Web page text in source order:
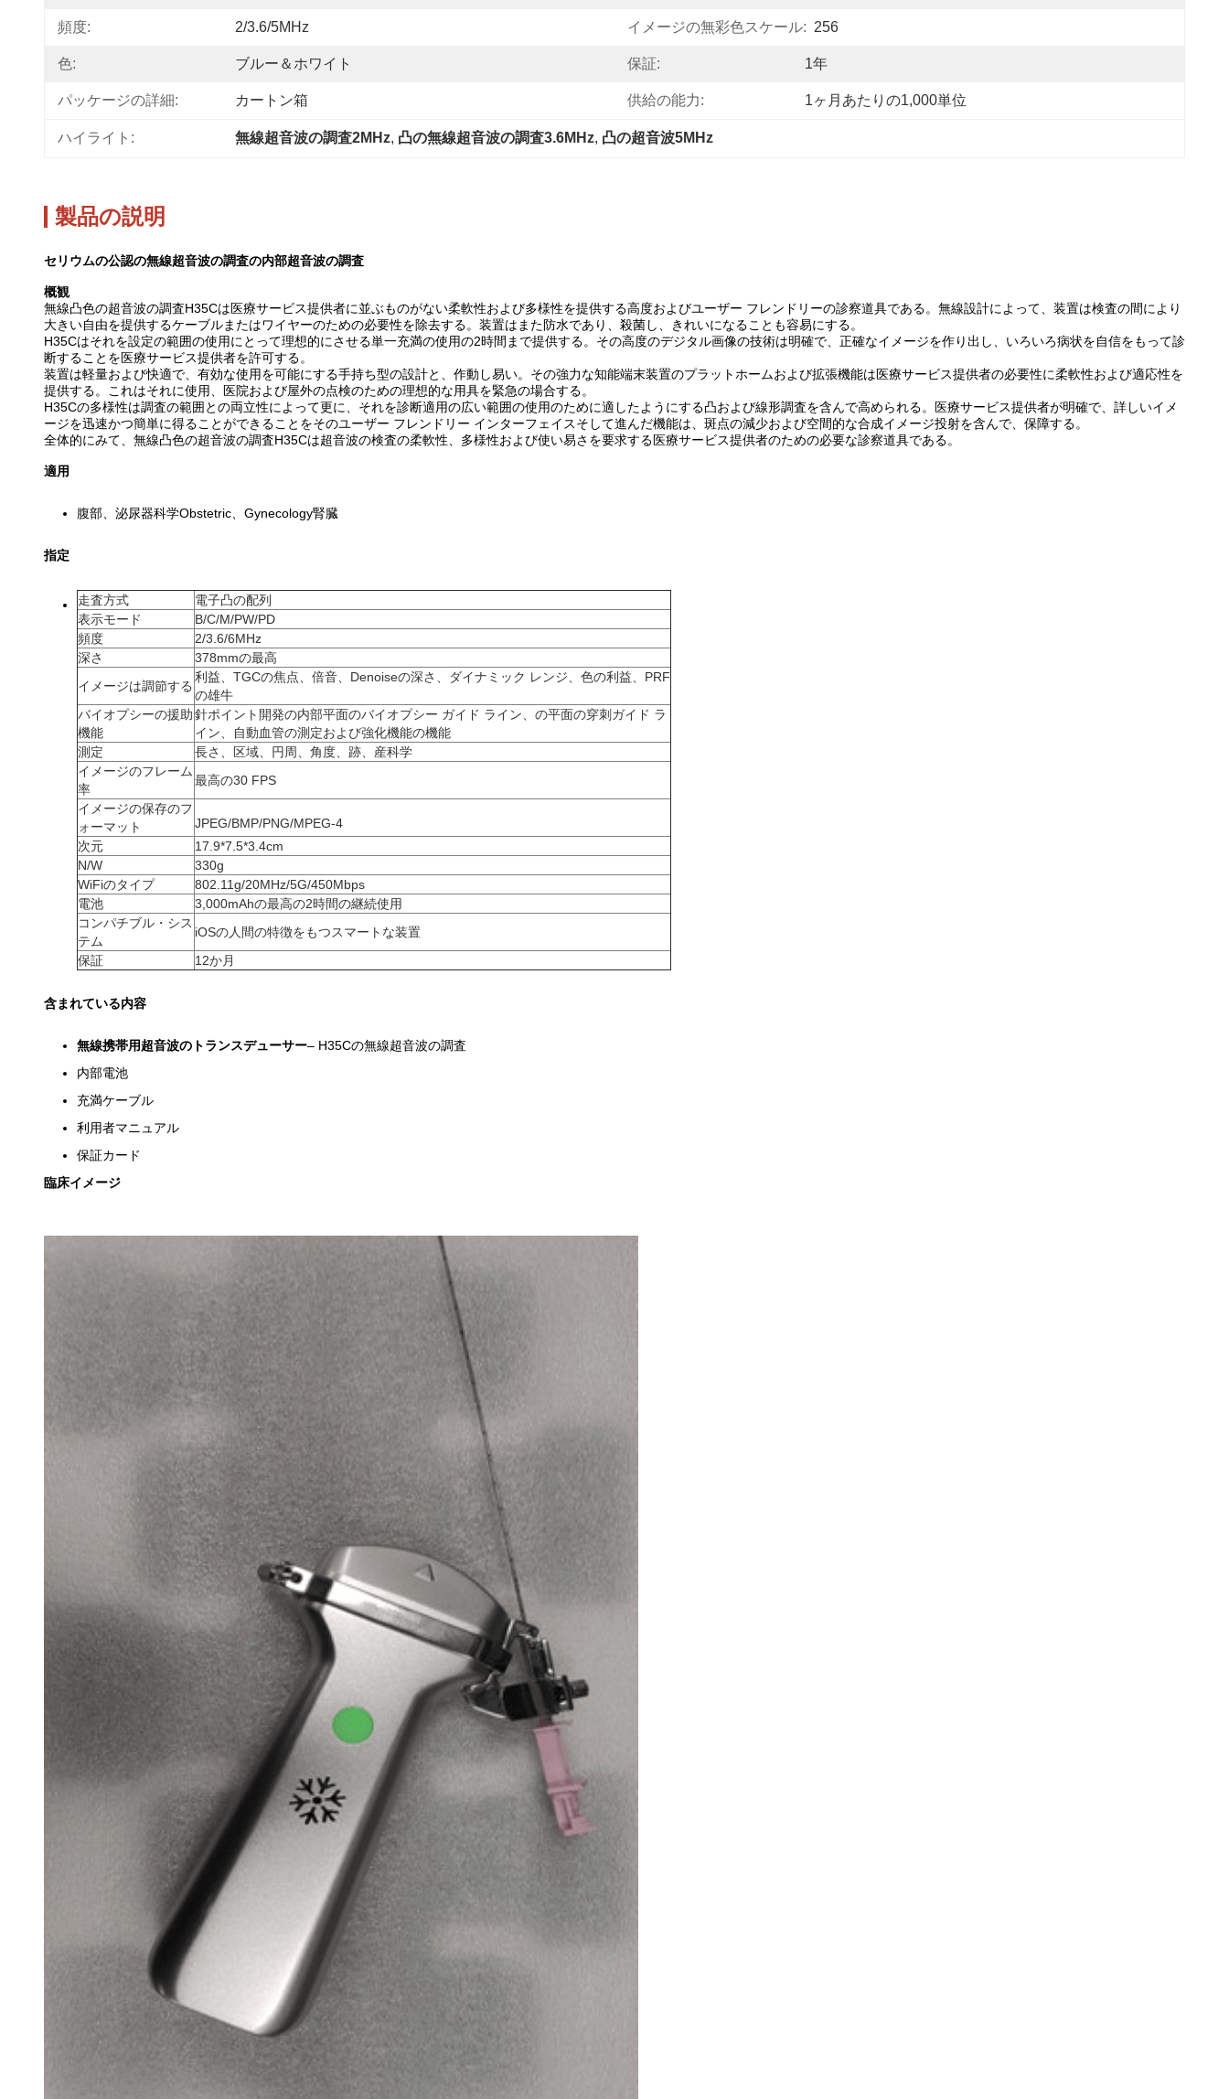
頻度: 2/3.6/5MHz イメージの無彩色スケール: 256
色: ブルー＆ホワイト 保証: 1年
パッケージの詳細: カートン箱 供給の能力: 1ヶ月あたりの1,000単位
ハイライト: 無線超音波の調査2MHz, 凸の無線超音波の調査3.6MHz, 凸の超音波5MHz
製品の説明
セリウムの公認の無線超音波の調査の内部超音波の調査
概観
無線凸色の超音波の調査H35Cは医療サービス提供者に並ぶものがない柔軟性および多様性を提供する高度およびユーザー フレンドリーの診察道具である。無線設計によって、装置は検査の間により
大きい自由を提供するケーブルまたはワイヤーのための必要性を除去する。装置はまた防水であり、殺菌し、きれいになることも容易にする。
H35Cはそれを設定の範囲の使用にとって理想的にさせる単一充満の使用の2時間まで提供する。その高度のデジタル画像の技術は明確で、正確なイメージを作り出し、いろいろ病状を自信をもって診
断することを医療サービス提供者を許可する。
装置は軽量および快適で、有効な使用を可能にする手持ち型の設計と、作動し易い。その強力な知能端末装置のプラットホームおよび拡張機能は医療サービス提供者の必要性に柔軟性および適応性を
提供する。これはそれに使用、医院および屋外の点検のための理想的な用具を緊急の場合する。
H35Cの多様性は調査の範囲との両立性によって更に、それを診断適用の広い範囲の使用のために適したようにする凸および線形調査を含んで高められる。医療サービス提供者が明確で、詳しいイメ
ージを迅速かつ簡単に得ることができることをそのユーザー フレンドリー インターフェイスそして進んだ機能は、斑点の減少および空間的な合成イメージ投射を含んで、保障する。
全体的にみて、無線凸色の超音波の調査H35Cは超音波の検査の柔軟性、多様性および使い易さを要求する医療サービス提供者のための必要な診察道具である。
適用
腹部、泌尿器科学Obstetric、Gynecology腎臓
指定
走査方式
電子凸の配列
表示モード
B/C/M/PW/PD
頻度
2/3.6/6MHz
深さ
378mmの最高
イメージは調節する
利益、TGCの焦点、倍音、Denoiseの深さ、ダイナミック レンジ、色の利益、PRF
の雄牛
バイオプシーの援助
機能
針ポイント開発の内部平面のバイオプシー ガイド ライン、の平面の穿刺ガイド ラ
イン、自動血管の測定および強化機能の機能
測定
長さ、区域、円周、角度、跡、産科学
イメージのフレーム
率
最高の30 FPS
イメージの保存のフ
ォーマット
JPEG/BMP/PNG/MPEG-4
次元
17.9*7.5*3.4cm
N/W
330g
WiFiのタイプ
802.11g/20MHz/5G/450Mbps
電池
3,000mAhの最高の2時間の継続使用
コンパチブル・シス
テム
iOSの人間の特徴をもつスマートな装置
保証
12か月
含まれている内容
無線携帯用超音波のトランスデューサー– H35Cの無線超音波の調査
内部電池
充満ケーブル
利用者マニュアル
保証カード
臨床イメージ